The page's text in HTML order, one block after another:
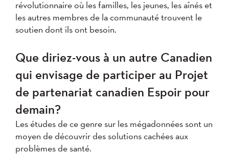
révolutionnaire où les familles, les jeunes, les aînés et
les autres membres de la communauté trouvent le
soutien dont ils ont besoin.
Que diriez-vous à un autre Canadien
qui envisage de participer au Projet
de partenariat canadien Espoir pour
demain?
Les études de ce genre sur les mégadonnées sont un
moyen de découvrir des solutions cachées aux
problèmes de santé.